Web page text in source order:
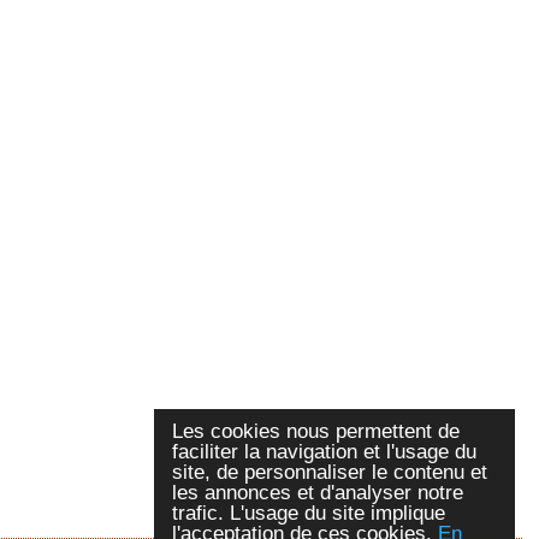
Les cookies nous permettent de
faciliter la navigation et l'usage du
site, de personnaliser le contenu et
les annonces et d'analyser notre
trafic. L'usage du site implique
l'acceptation de ces cookies. En